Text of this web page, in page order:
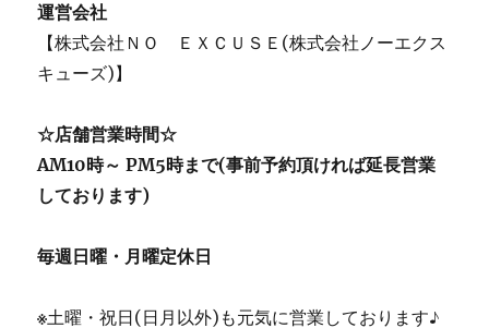
運営会社
【株式会社ＮＯ ＥＸＣＵＳＥ(株式会社ノーエクス
キューズ)】
☆店舗営業時間☆
AM10時～ PM5時まで(事前予約頂ければ延長営業
しております)
毎週日曜・月曜定休日
※土曜・祝日(日月以外)も元気に営業しております♪